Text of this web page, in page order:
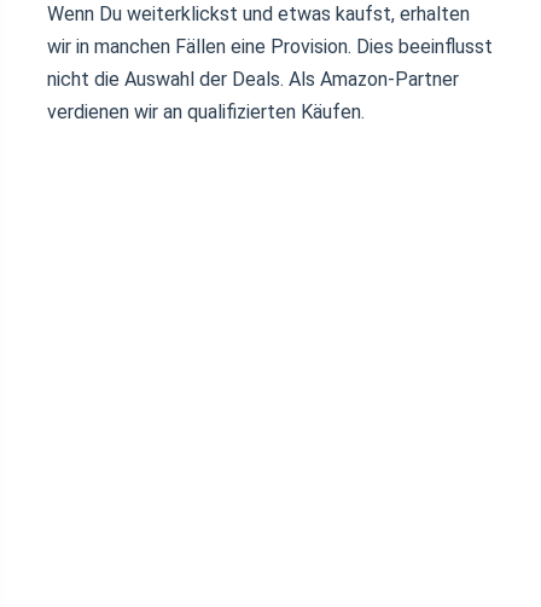
Wenn Du weiterklickst und etwas kaufst, erhalten
wir in manchen Fällen eine Provision. Dies beeinflusst
nicht die Auswahl der Deals. Als Amazon-Partner
verdienen wir an qualifizierten Käufen.